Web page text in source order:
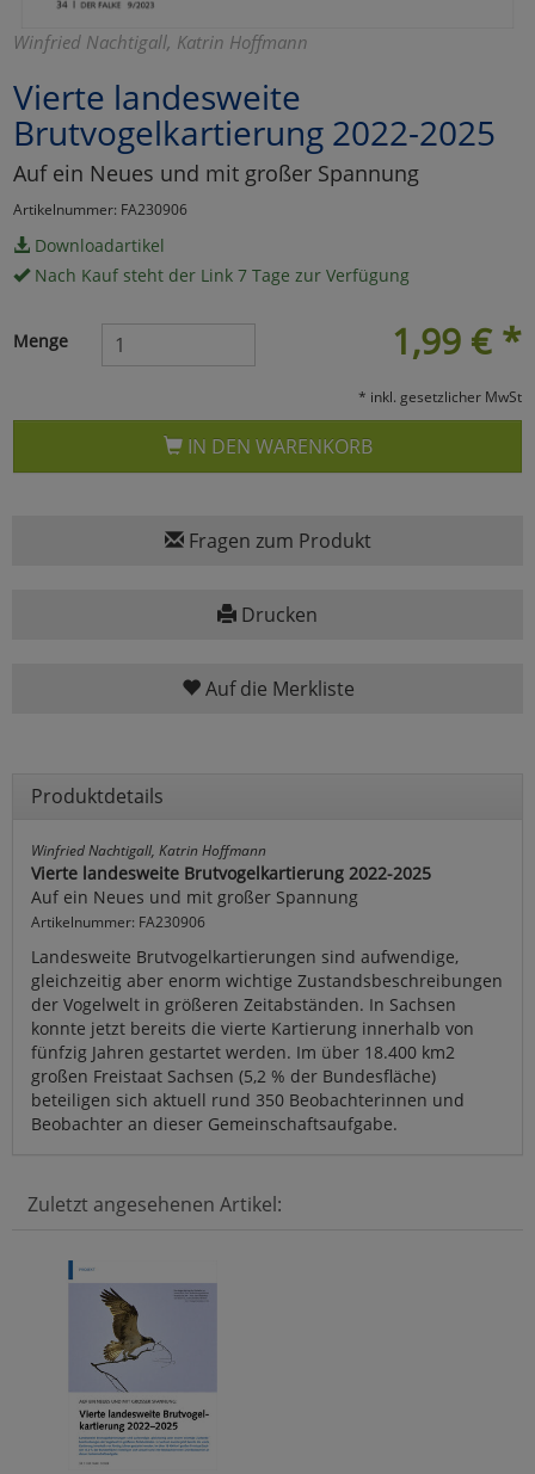
Winfried Nachtigall, Katrin Hoffmann
Vierte landesweite
Brutvogelkartierung 2022-2025
Auf ein Neues und mit großer Spannung
Artikelnummer: FA230906
Downloadartikel
Nach Kauf steht der Link 7 Tage zur Verfügung
1,99 € *
Menge
* inkl. gesetzlicher MwSt
IN DEN WARENKORB
Fragen zum Produkt
Drucken
Auf die Merkliste
Produktdetails
Winfried Nachtigall, Katrin Hoffmann
Vierte landesweite Brutvogelkartierung 2022-2025
Auf ein Neues und mit großer Spannung
Artikelnummer: FA230906
Landesweite Brutvogelkartierungen sind aufwendige,
gleichzeitig aber enorm wichtige Zustandsbeschreibungen
der Vogelwelt in größeren Zeitabständen. In Sachsen
konnte jetzt bereits die vierte Kartierung innerhalb von
fünfzig Jahren gestartet werden. Im über 18.400 km2
großen Freistaat Sachsen (5,2 % der Bundesfläche)
beteiligen sich aktuell rund 350 Beobachterinnen und
Beobachter an dieser Gemeinschaftsaufgabe.
Zuletzt angesehenen Artikel:
Marketing
Umfragetools
Cookies
Einstellungen speichern